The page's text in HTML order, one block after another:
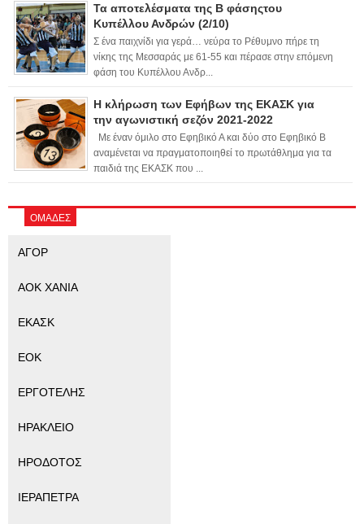
Τα αποτελέσματα της Β φάσηςτου
Κυπέλλου Ανδρών (2/10)
Σ ένα παιχνίδι για γερά… νεύρα το Ρέθυμνο πήρε τη
νίκης της Μεσσαράς με 61-55 και πέρασε στην επόμενη
φάση του Κυπέλλου Ανδρ...
Η κλήρωση των Εφήβων της ΕΚΑΣΚ για
την αγωνιστική σεζόν 2021-2022
Με έναν όμιλο στο Εφηβικό Α και δύο στο Εφηβικό Β
αναμένεται να πραγματοποιηθεί το πρωτάθλημα για τα
παιδιά της ΕΚΑΣΚ που ...
ΟΜΑΔΕΣ
ΑΓΟΡ
ΑΟΚ ΧΑΝΙΑ
ΕΚΑΣΚ
ΕΟΚ
ΕΡΓΟΤΕΛΗΣ
ΗΡΑΚΛΕΙΟ
ΗΡΟΔΟΤΟΣ
ΙΕΡΑΠΕΤΡΑ